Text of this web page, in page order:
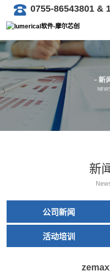
0755-86543801 &
新
公司新闻
活动培训